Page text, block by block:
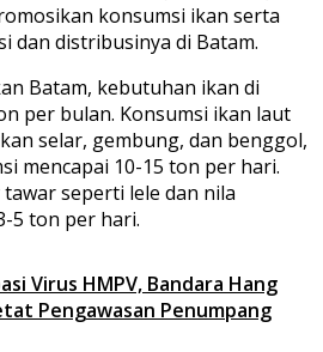
konsumsi ikan serta
dan distribusinya di Batam.
Batam, kebutuhan ikan di
per bulan. Konsumsi ikan laut
selar, gembung, dan benggol,
mencapai 10-15 ton per hari.
seperti lele dan nila
5 ton per hari.
Virus HMPV, Bandara Hang
Pengawasan Penumpang